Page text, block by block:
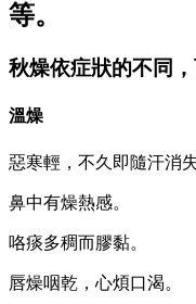
等。
秋燥依症狀的不同
溫燥
惡寒輕，不久即隨汗消失
鼻中有燥熱感。
咯痰多稠而膠黏。
唇燥咽乾，心煩口渴。